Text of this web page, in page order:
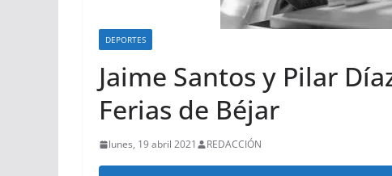
DEPORTES
Jaime Santos y Pilar
Ferias de Béjar
lunes, 19 abril 2021 REDACCIÓN